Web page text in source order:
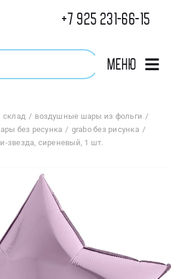
+7 925 231-66-15
Меню
склад
воздушные шары из фольги
без ресунка
grabo без рисунка
звезда, сиреневый, 1 шт.